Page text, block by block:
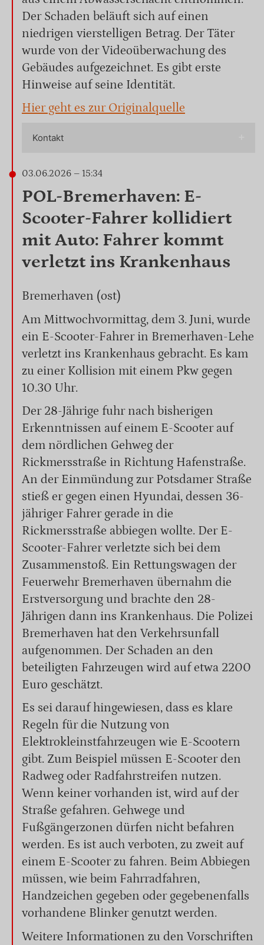
Der Schaden beläuft sich auf einen
niedrigen vierstelligen Betrag. Der Täter
wurde von der Videoüberwachung des
Gebäudes aufgezeichnet. Es gibt erste
Hinweise auf seine Identität.
Hier geht es zur Originalquelle
Kontakt
03.06.2026 – 15:34
POL-Bremerhaven: E-
Scooter-Fahrer kollidiert
mit Auto: Fahrer kommt
verletzt ins Krankenhaus
Bremerhaven (ost)
Am Mittwochvormittag, dem 3. Juni, wurde
ein E-Scooter-Fahrer in Bremerhaven-Lehe
verletzt ins Krankenhaus gebracht. Es kam
zu einer Kollision mit einem Pkw gegen
10.30 Uhr.
Der 28-Jährige fuhr nach bisherigen
Erkenntnissen auf einem E-Scooter auf
dem nördlichen Gehweg der
Rickmersstraße in Richtung Hafenstraße.
An der Einmündung zur Potsdamer Straße
stieß er gegen einen Hyundai, dessen 36-
jähriger Fahrer gerade in die
Rickmersstraße abbiegen wollte. Der E-
Scooter-Fahrer verletzte sich bei dem
Zusammenstoß. Ein Rettungswagen der
Feuerwehr Bremerhaven übernahm die
Erstversorgung und brachte den 28-
Jährigen dann ins Krankenhaus. Die Polizei
Bremerhaven hat den Verkehrsunfall
aufgenommen. Der Schaden an den
beteiligten Fahrzeugen wird auf etwa 2200
Euro geschätzt.
Es sei darauf hingewiesen, dass es klare
Regeln für die Nutzung von
Elektrokleinstfahrzeugen wie E-Scootern
gibt. Zum Beispiel müssen E-Scooter den
Radweg oder Radfahrstreifen nutzen.
Wenn keiner vorhanden ist, wird auf der
Straße gefahren. Gehwege und
Fußgängerzonen dürfen nicht befahren
werden. Es ist auch verboten, zu zweit auf
einem E-Scooter zu fahren. Beim Abbiegen
müssen, wie beim Fahrradfahren,
Handzeichen gegeben oder gegebenenfalls
vorhandene Blinker genutzt werden.
Weitere Informationen zu den Vorschriften